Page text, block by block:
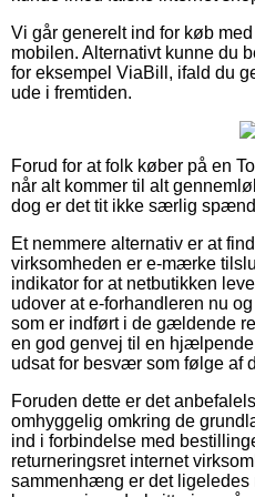
Vi går generelt ind for køb
mobilen. Alternativt kunne du
for eksempel ViaBill, ifald du
ude i fremtiden.
Forud for at folk køber på en
når alt kommer til alt
dog er det tit ikke særlig
Et nemmere alternativ er at
virksomheden er e-mærke
indikator for at netbutikken
udover at e-forhandleren nu
som er indført i de gældende
en god genvej til en
udsat for besvær som følge af
Foruden dette er det
omhyggelig omkring de
ind i forbindelse med
returneringsret internet
sammenhæng er det